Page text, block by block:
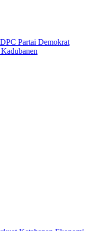
Partai Demokrat